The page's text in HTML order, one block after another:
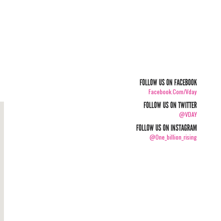
FOLLOW US ON FACEBOOK
Facebook.com/vday
FOLLOW US ON TWITTER
@VDAY
FOLLOW US ON INSTAGRAM
@one_billion_rising